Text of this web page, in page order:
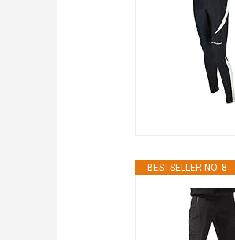
BESTSELLER NO. 8